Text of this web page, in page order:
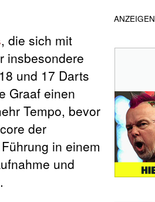
, die sich mit
insbesondere
und 17 Darts
Graaf einen
Tempo, bevor
der
in einem
und
ANZEIGEN